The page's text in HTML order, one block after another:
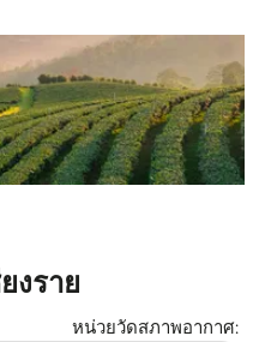
งราย
หน่วยวัดสภาพอากาศ: